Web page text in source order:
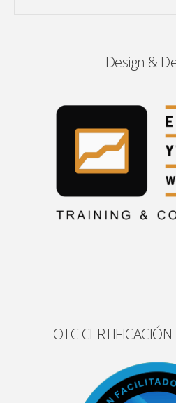
Design &
OTC